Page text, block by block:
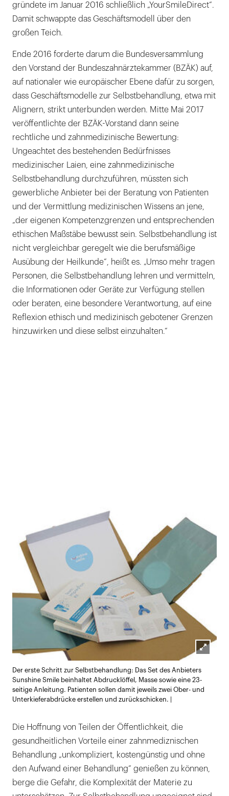
gründete im Januar 2016 schließlich „YourSmileDirect“.
Damit schwappte das Geschäftsmodell über den
großen Teich.
Ende 2016 forderte darum die Bundesversammlung
den Vorstand der Bundeszahnärztekammer (BZÄK) auf,
auf nationaler wie europäischer Ebene dafür zu sorgen,
dass Geschäftsmodelle zur Selbstbehandlung, etwa mit
Alignern, strikt unterbunden werden. Mitte Mai 2017
veröffentlichte der BZÄK-Vorstand dann seine
rechtliche und zahnmedizinische Bewertung:
Ungeachtet des bestehenden Bedürfnisses
medizinischer Laien, eine zahnmedizinische
Selbstbehandlung durchzuführen, müssten sich
gewerbliche Anbieter bei der Beratung von Patienten
und der Vermittlung medizinischen Wissens an jene,
„der eigenen Kompetenzgrenzen und entsprechenden
ethischen Maßstäbe bewusst sein. Selbstbehandlung ist
nicht vergleichbar geregelt wie die berufsmäßige
Ausübung der Heilkunde“, heißt es. „Umso mehr tragen
Personen, die Selbstbehandlung lehren und vermitteln,
die Informationen oder Geräte zur Verfügung stellen
oder beraten, eine besondere Verantwortung, auf eine
Reflexion ethisch und medizinisch gebotener Grenzen
hinzuwirken und diese selbst einzuhalten.“
Der erste Schritt zur Selbstbehandlung: Das Set des Anbieters
Sunshine Smile beinhaltet Abdrucklöffel, Masse sowie eine 23-
seitige Anleitung. Patienten sollen damit jeweils zwei Ober- und
Unterkieferabdrücke erstellen und zurückschicken. |
Die Hoffnung von Teilen der Öffentlichkeit, die
gesundheitlichen Vorteile einer zahnmediznischen
Behandlung „unkompliziert, kostengünstig und ohne
den Aufwand einer Behandlung“ genießen zu können,
berge die Gefahr, die Komplexität der Materie zu